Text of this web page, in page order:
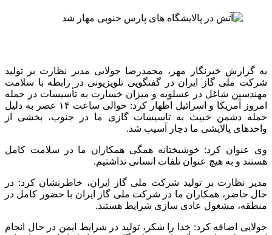
به گزارش خبرنگار مهر، محمدرضا جولایی مدیر نظارت بر تولید
شرکت ملی گاز ایران در گفتگویی تلویزیونی در رابطه با سلامت
مهندسین شاغل در عسلویه و میزان خسارت به تأسیسات در حمله
امروز آمریکا و اسرائیل اظهار کرد: حوالی ساعت ۱۴ عصر به دلیل
حمله دشمن خبیث به تاسیسات گازی ما در جنوب، بخشی از
واحدهای پالایشی ما دچار آسیب شد.
وی عنوان کرد: خوشبختانه همگی همکاران ما در سلامت کامل
هستند و به هیچ عنوان تلفات انسانی نداشتیم.
مدیر نظارت بر تولید شرکت ملی گاز ایران، خاطرنشان کرد: در
حال حاضر، همکاران ما در شرکت ملی گاز ایران با حضور کامل در
منطقه، مشغول عادی سازی شرایط هستند.
جولایی اضافه کرد: خدا را شکر، تولید در شرایط ایمن در حال انجام